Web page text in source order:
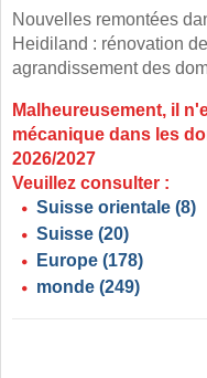
Nouvelles remontées
Heidiland : rénovation
agrandissement des
Malheureusement, il
mécanique dans les
2026/2027
Veuillez consulter :
Suisse orientale (8)
Suisse (20)
Europe (178)
monde (249)